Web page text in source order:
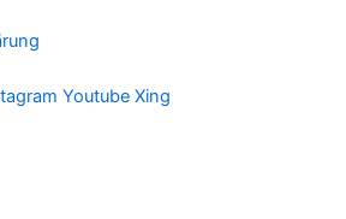
Youtube Xing